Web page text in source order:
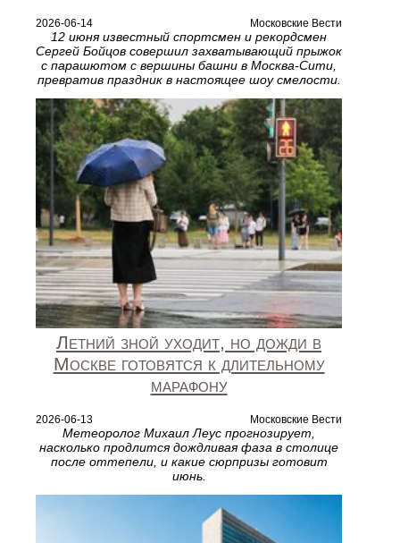
2026-06-14 Московские Вести
12 июня известный спортсмен и рекордсмен
Сергей Бойцов совершил захватывающий прыжок
с парашютом с вершины башни в Москва‑Сити,
превратив праздник в настоящее шоу смелости.
Летний зной уходит, но дожди в
Москве готовятся к длительному
марафону
2026-06-13 Московские Вести
Метеоролог Михаил Леус прогнозирует,
насколько продлится дождливая фаза в столице
после оттепели, и какие сюрпризы готовит
июнь.